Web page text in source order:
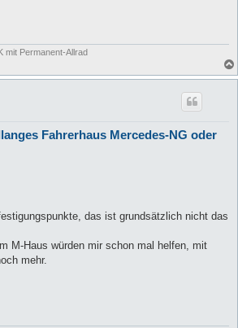
mit Permanent-Allrad
Fahrerhaus Mercedes-NG oder
das ist grundsätzlich nicht das
M-Haus würden mir schon mal helfen, mit
mehr.